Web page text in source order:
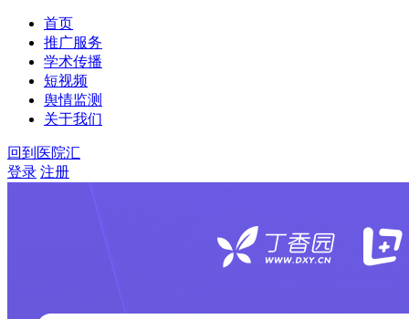
首页
推广服务
学术传播
短视频
舆情监测
关于我们
回到医院汇
登录 注册